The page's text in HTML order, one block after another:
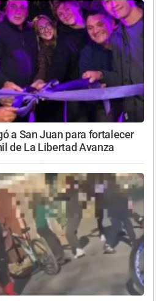
a San Juan para fortalecer
de La Libertad Avanza